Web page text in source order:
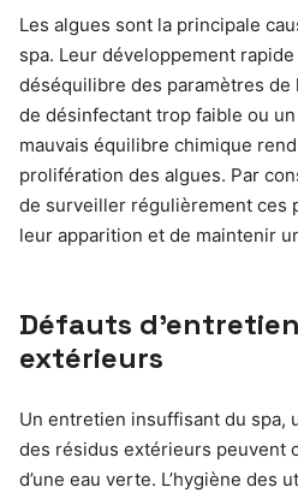
Les algues sont la principale
spa. Leur développement
déséquilibre des paramètres de
de désinfectant trop faible ou
mauvais équilibre chimique rend
prolifération des algues. Par
de surveiller régulièrement ces
leur apparition et de maintenir
Défauts
extérieurs
Un entretien insuffisant du spa,
des résidus extérieurs peuvent
d’une eau verte. L’hygiène des